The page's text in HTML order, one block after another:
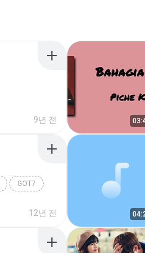
9년 전
GOT7
12년 전